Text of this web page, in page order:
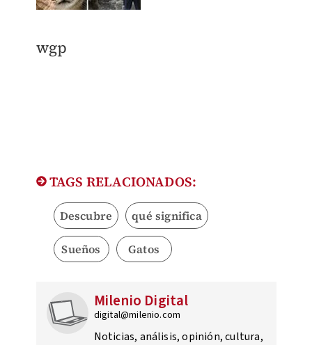
wgp
TAGS RELACIONADOS:
Descubre qué significa
Sueños Gatos
Milenio Digital
digital@milenio.com
Noticias, análisis, opinión, cultura,